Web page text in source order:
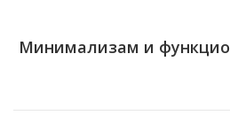
Минимализам и